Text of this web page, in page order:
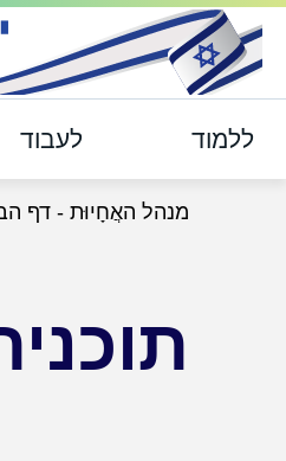
ללמוד לעבוד
מנהל האֲחָיוּת - דף